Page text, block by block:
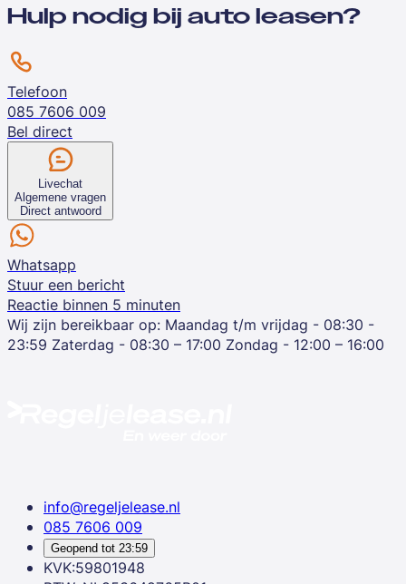
Hulp nodig bij auto leasen?
Telefoon
085 7606 009
Bel direct
Livechat
Algemene vragen
Direct antwoord
Whatsapp
Stuur een bericht
Reactie binnen 5 minuten
Wij zijn bereikbaar op: Maandag t/m vrijdag - 08:30 -
23:59 Zaterdag - 08:30 – 17:00 Zondag - 12:00 – 16:00
info@regeljelease.nl
085 7606 009
Geopend tot 23:59
KVK:59801948